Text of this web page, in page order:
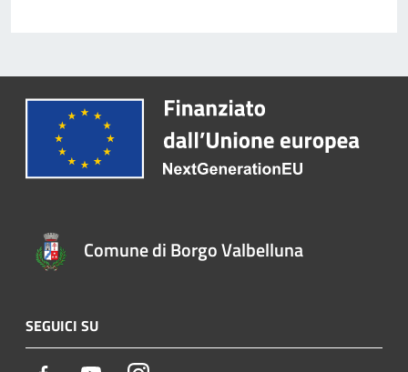
Comune di Borgo Valbelluna
SEGUICI SU